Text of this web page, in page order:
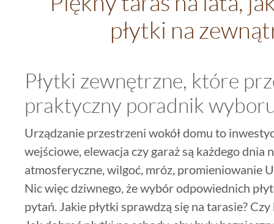
płytki na
Płytki zewnętrzne, które
praktyczny poradnik
Urządzanie przestrzeni wokół domu to
wejściowe, elewacja czy garaż są każdego dnia
atmosferyczne, wilgoć, mróz, promieniowanie
Nic więc dziwnego, że wybór odpowiednich
pytań. Jakie płytki sprawdzą się na tarasie?